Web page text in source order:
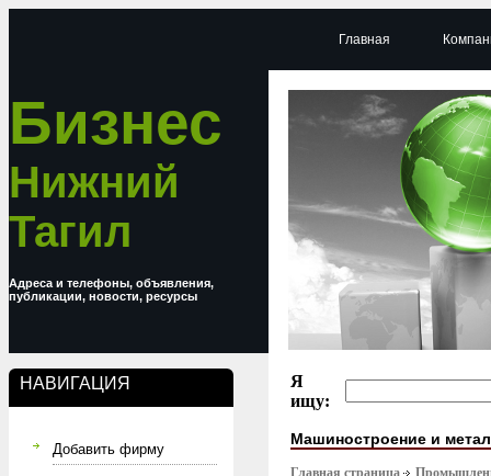
Бизнес
Нижний
Тагил
Адреса и телефоны, объявления,
публикации, новости, ресурсы
НАВИГАЦИЯ
Добавить фирму
Главная
Я
ищу:
Машиностроение и